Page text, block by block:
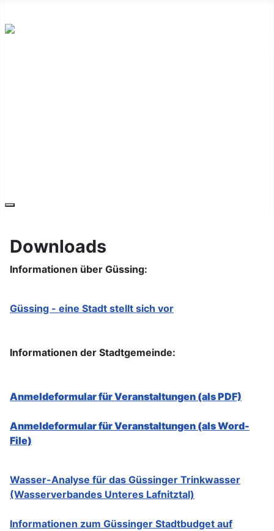
Downloads
Informationen über Güssing:
Güssing - eine Stadt stellt sich vor
Informationen der Stadtgemeinde:
Anmeldeformular für Veranstaltungen (als PDF)
Anmeldeformular für Veranstaltungen (als Word-
File)
Wasser-Analyse für das Güssinger Trinkwasser
(Wasserverbandes Unteres Lafnitztal)
Informationen zum Güssinger Stadtbudget auf